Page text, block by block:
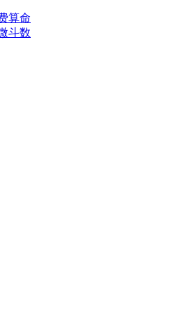
算命
斗数